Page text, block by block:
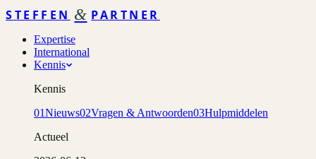
STEFFEN & PARTNER
Expertise
International
Kennis
Kennis
01Nieuws02Vragen & Antwoorden03Hulpmiddelen
Actueel